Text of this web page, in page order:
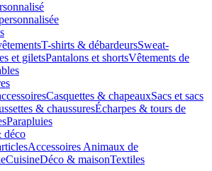
T-shirts & débardeursSweat-
et giletsPantalons et shortsVêtements de
Casquettes & chapeauxSacs et sacs
& chaussuresÉcharpes & tours de
Parapluies
déco
Accessoires Animaux de
CuisineDéco & maisonTextiles